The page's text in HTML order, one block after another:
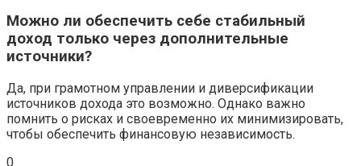
Можно ли обеспечить себе стабильный
доход только через дополнительные
источники?
Да, при грамотном управлении и диверсификации
источников дохода это возможно. Однако важно
помнить о рисках и своевременно их минимизировать,
чтобы обеспечить финансовую независимость.
0